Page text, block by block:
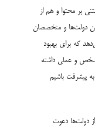
بر محتوا و هم از
دولت‌ها و متخصصان
که برای بهبود
مشخص و عملی داشته
پیشرفت باشیم
از دولت‌ها دعوت